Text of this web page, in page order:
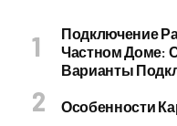
Подключение
Частном Доме:
Варианты
Особенности